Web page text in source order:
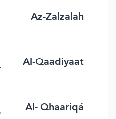
Az-Zalzalah
Al-Qaadiyaat
Al- Qhaariqá